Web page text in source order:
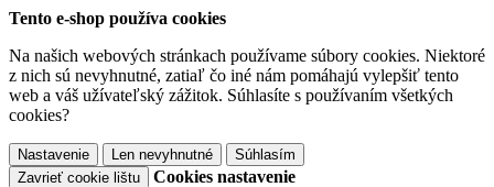
Tento e-shop používa cookies
Na našich webových stránkach používame súbory cookies. Niektoré
z nich sú nevyhnutné, zatiaľ čo iné nám pomáhajú vylepšiť tento
web a váš užívateľský zážitok. Súhlasíte s používaním všetkých
cookies?
Nastavenie Len nevyhnutné
Súhlasím
Zavrieť cookie lištu
Cookies nastavenie